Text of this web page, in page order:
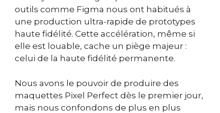
outils comme Figma nous ont habitués à
une production ultra-rapide de prototypes
haute fidélité. Cette accélération, même si
elle est louable, cache un piège majeur :
celui de la haute fidélité permanente.
Nous avons le pouvoir de produire des
maquettes Pixel Perfect dès le premier jour,
mais nous confondons de plus en plus